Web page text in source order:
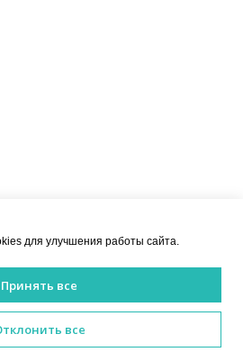
НЕОБХОДИМА
для улучшения работы сайта.
Принять все
все